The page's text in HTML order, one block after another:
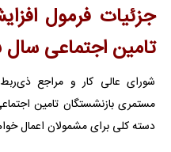
جزئیات فرمول
تامین اجتماعی سال ۱۴۰۵
شورای عالی کار و مراجع
مستمری بازنشستگان تامین
دسته کلی برای مشمولان اعمال